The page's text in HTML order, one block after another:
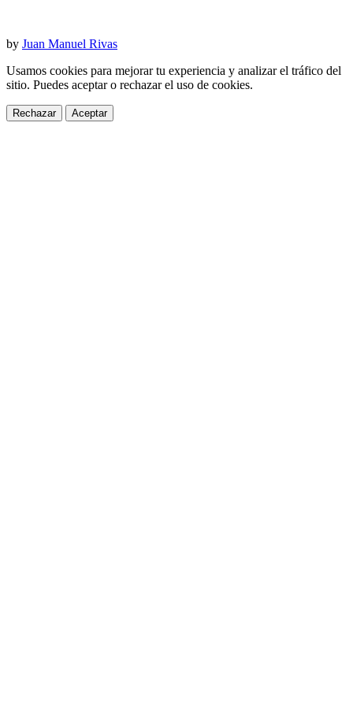
by Juan Manuel Rivas
Usamos cookies para mejorar tu experiencia y analizar el tráfico del
sitio. Puedes aceptar o rechazar el uso de cookies.
Rechazar Aceptar